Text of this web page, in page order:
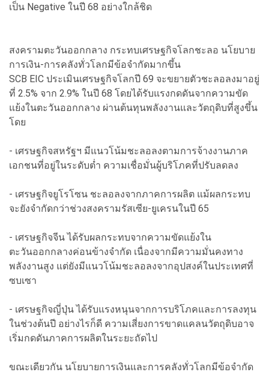
เป็น Negative ในปี 68 อย่างใกล้ชิด
สงครามตะวันออกกลาง กระทบเศรษฐกิจโลกชะลอ นโยบาย
การเงิน-การคลังทั่วโลกมีข้อจำกัดมากขึ้น
SCB EIC ประเมินเศรษฐกิจโลกปี 69 จะขยายตัวชะลอลงมาอยู่
ที่ 2.5% จาก 2.9% ในปี 68 โดยได้รับแรงกดดันจากความขัด
แย้งในตะวันออกกลาง ผ่านต้นทุนพลังงานและวัตถุดิบที่สูงขึ้น
โดย
- เศรษฐกิจสหรัฐฯ มีแนวโน้มชะลอลงตามการจ้างงานภาค
เอกชนที่อยู่ในระดับต่ำ ความเชื่อมั่นผู้บริโภคที่ปรับลดลง
- เศรษฐกิจยูโรโซน ชะลอลงจากภาคการผลิต แม้ผลกระทบ
จะยังจำกัดกว่าช่วงสงครามรัสเซีย-ยูเครนในปี 65
- เศรษฐกิจจีน ได้รับผลกระทบจากความขัดแย้งใน
ตะวันออกกลางค่อนข้างจำกัด เนื่องจากมีความมั่นคงทาง
พลังงานสูง แต่ยังมีแนวโน้มชะลอลงจากอุปสงค์ในประเทศที่
ซบเซา
- เศรษฐกิจญี่ปุ่น ได้รับแรงหนุนจากการบริโภคและการลงทุน
ในช่วงต้นปี อย่างไรก็ดี ความเสี่ยงการขาดแคลนวัตถุดิบอาจ
เริ่มกดดันภาคการผลิตในระยะถัดไป
ขณะเดียวกัน นโยบายการเงินและการคลังทั่วโลกมีข้อจำกัด